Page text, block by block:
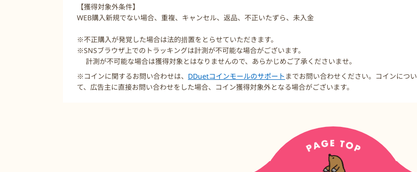
【獲得対象外条件】
WEB購入新規でない場合、重複、キャンセル、返品、不正いたずら、未入金
※不正購入が発覚した場合は法的措置をとらせていただきます。
※SNSブラウザ上でのトラッキングは計測が不可能な場合がございます。
計測が不可能な場合は獲得対象とはなりませんので、あらかじめご了承くださいませ。
※コインに関するお問い合わせは、 DDuetコインモールのサポート までお問い合わせください。コインについ
て、広告主に直接お問い合わせをした場合、コイン獲得対象外となる場合がございます。